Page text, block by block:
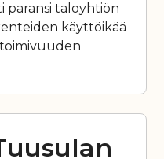
paransi taloyhtiön
käyttöikää